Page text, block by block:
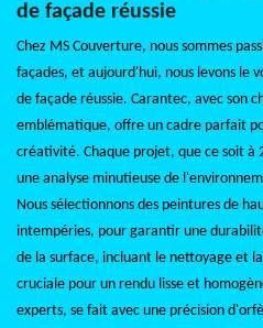
de façade réussie
Chez MS Couverture, nous sommes
façades, et aujourd'hui, nous levons le
de façade réussie. Carantec, avec son
emblématique, offre un cadre parfait
créativité. Chaque projet, que ce soit à
une analyse minutieuse de
Nous sélectionnons des peintures de
intempéries, pour garantir une
de la surface, incluant le nettoyage et
cruciale pour un rendu lisse et
experts, se fait avec une précision